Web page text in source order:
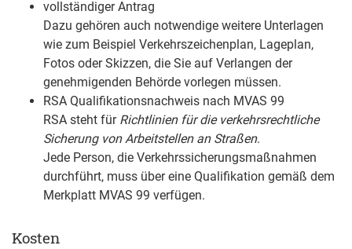
vollständiger Antrag
Dazu gehören auch notwendige weitere Unterlagen
wie zum Beispiel Verkehrszeichenplan, Lageplan,
Fotos oder Skizzen, die Sie auf Verlangen der
genehmigenden Behörde vorlegen müssen.
RSA Qualifikationsnachweis nach MVAS 99
RSA steht für Richtlinien für die verkehrsrechtliche
Sicherung von Arbeitstellen an Straßen.
Jede Person, die Verkehrssicherungsmaßnahmen
durchführt, muss über eine Qualifikation gemäß dem
Merkplatt MVAS 99 verfügen.
Kosten